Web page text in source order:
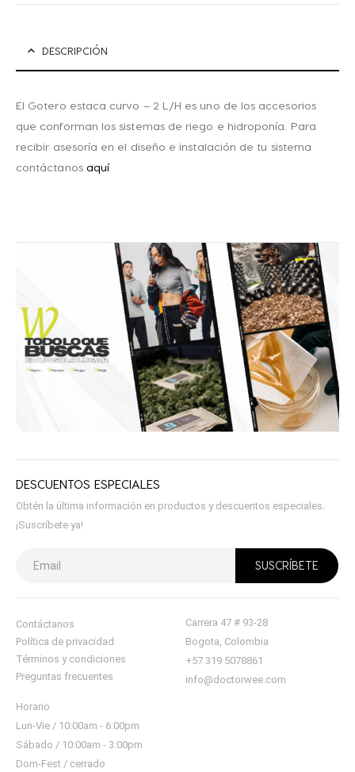
DESCRIPCIÓN
El Gotero estaca curvo – 2 L/H es uno de los accesorios
que conforman los sistemas de riego e hidroponía. Para
recibir asesoría en el diseño e instalación de tu sistema
contáctanos aquí
DESCUENTOS ESPECIALES
Obtén la última información en productos y descuentos especiales.
¡Suscríbete ya!
Contáctanos
Política de privacidad
Términos y condiciones
Preguntas frecuentes
Carrera 47 # 93-28
Bogota, Colombia
+57 319 5078861
info@doctorwee.com
Horario
Lun-Vie / 10:00am - 6:00pm
Sábado / 10:00am - 3:00pm
Dom-Fest / cerrado